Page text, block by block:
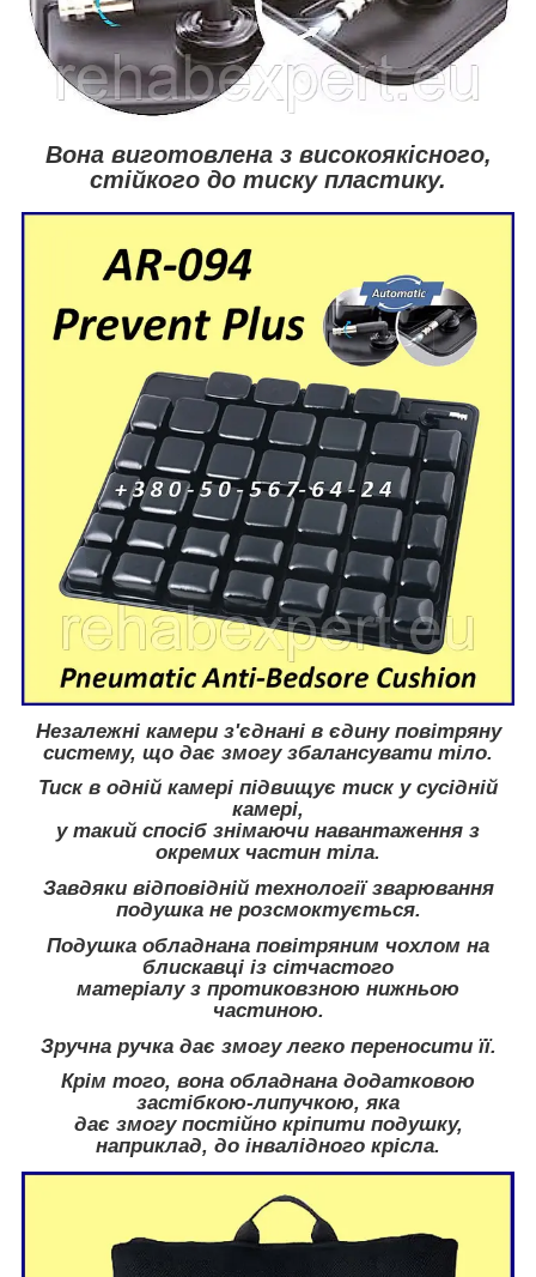
Вона виготовлена з високоякісного,
стійкого до тиску пластику.
Незалежні камери з'єднані в єдину повітряну
систему, що дає змогу збалансувати тіло.
Тиск в одній камері підвищує тиск у сусідній
камері,
у такий спосіб знімаючи навантаження з
окремих частин тіла.
Завдяки відповідній технології зварювання
подушка не розсмоктується.
Подушка обладнана повітряним чохлом на
блискавці із сітчастого
матеріалу з протиковзною нижньою
частиною.
Зручна ручка дає змогу легко переносити її.
Крім того, вона обладнана додатковою
застібкою-липучкою, яка
дає змогу постійно кріпити подушку,
наприклад, до інвалідного крісла.